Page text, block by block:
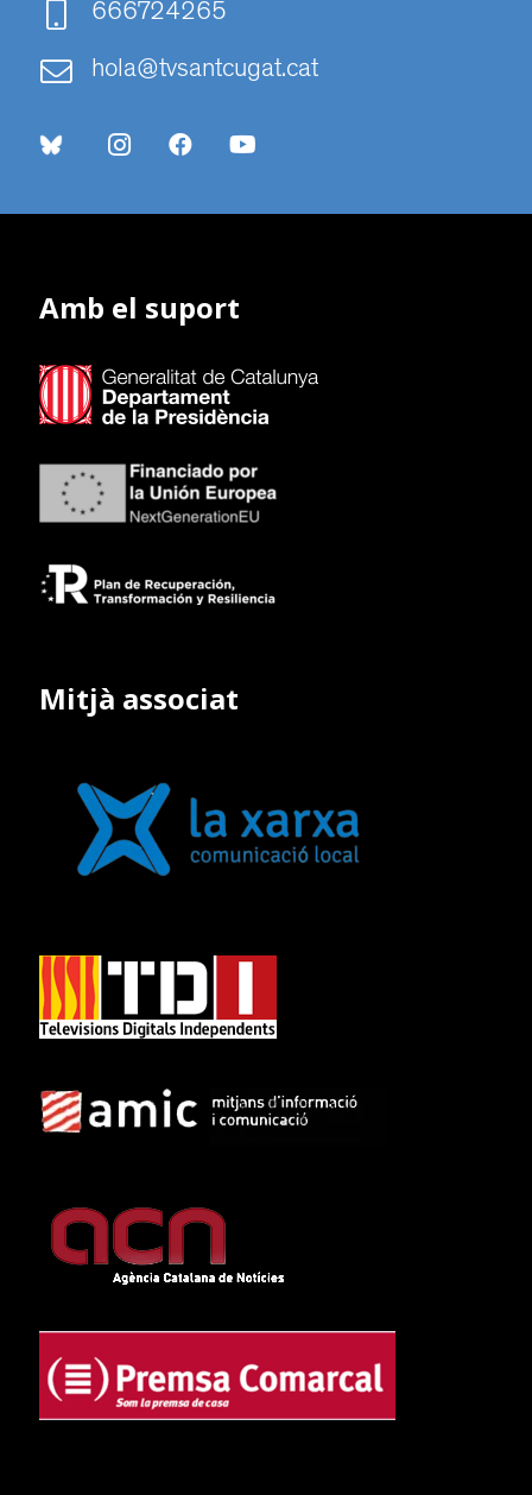
666724265
hola@tvsantcugat.cat
Amb el suport
Mitjà associat